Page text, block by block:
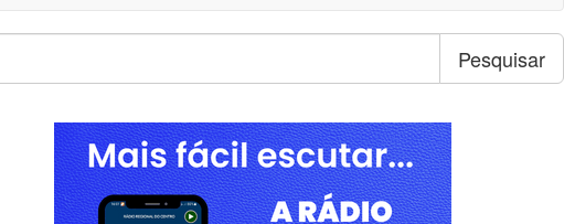
Pesquisar